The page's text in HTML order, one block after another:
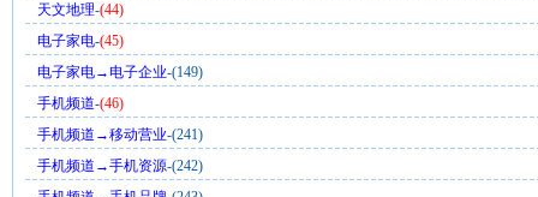
天文地理-(44)
电子家电-(45)
电子家电→电子企业-(149)
手机频道-(46)
手机频道→移动营业-(241)
手机频道→手机资源-(242)